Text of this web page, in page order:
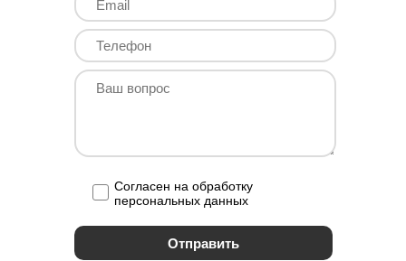
Согласен на обработку
персональных данных